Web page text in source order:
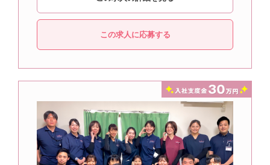
この求人に応募する